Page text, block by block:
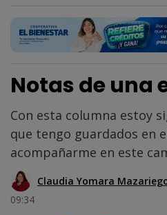
Notas de una
Con esta columna estoy
que tengo guardados en
acompañarme en este
Claudia Yomara
09:34